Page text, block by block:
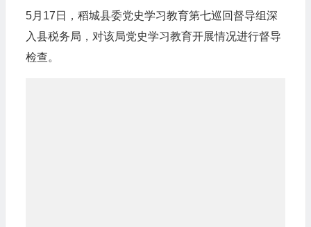
5月17日，稻城县委党史学习教育第七巡回督导组深
入县税务局，对该局党史学习教育开展情况进行督导
检查。